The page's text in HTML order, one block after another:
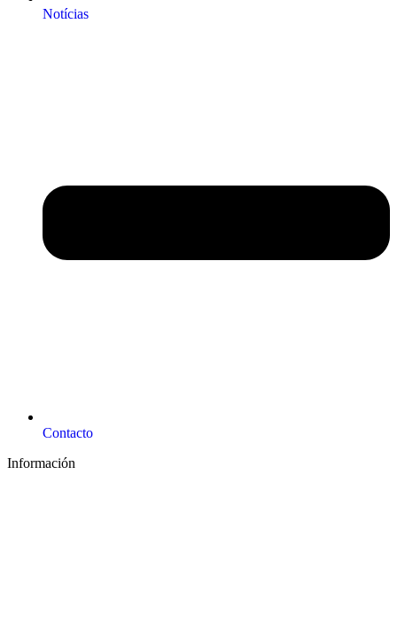
Notícias
Contacto
Información